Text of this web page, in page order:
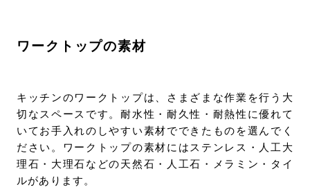
ワークトップの素材
キッチンのワークトップは、さまざまな作業を行う大
切なスペースです。耐水性・耐久性・耐熱性に優れて
いてお手入れのしやすい素材でできたものを選んでく
ださい。ワークトップの素材にはステンレス・人工大
理石・大理石などの天然石・人工石・メラミン・タイ
ルがあります。